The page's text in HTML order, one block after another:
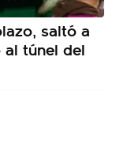
saltó a
túnel del